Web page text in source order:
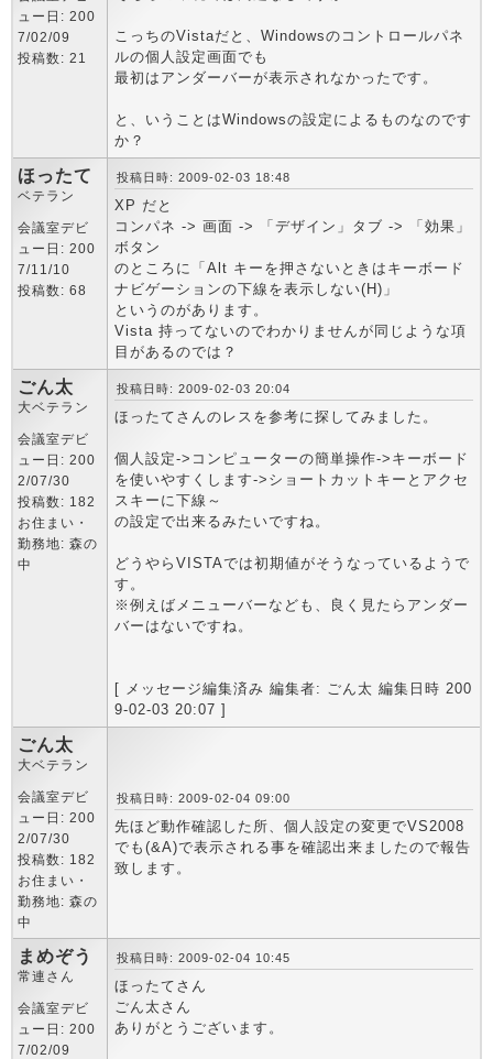
ュー日: 200
7/02/09
投稿数: 21
こっちのVistaだと、Windowsのコントロールパネ
ルの個人設定画面でも
最初はアンダーバーが表示されなかったです。
と、いうことはWindowsの設定によるものなのです
か？
ほったて
ベテラン
会議室デビ
ュー日: 200
7/11/10
投稿数: 68
投稿日時: 2009-02-03 18:48
XP だと
コンパネ -> 画面 -> 「デザイン」タブ -> 「効果」
ボタン
のところに「Alt キーを押さないときはキーボード
ナビゲーションの下線を表示しない(H)」
というのがあります。
Vista 持ってないのでわかりませんが同じような項
目があるのでは？
ごん太
大ベテラン
会議室デビ
ュー日: 200
2/07/30
投稿数: 182
お住まい・
勤務地: 森の
中
投稿日時: 2009-02-03 20:04
ほったてさんのレスを参考に探してみました。
個人設定->コンピューターの簡単操作->キーボード
を使いやすくします->ショートカットキーとアクセ
スキーに下線～
の設定で出来るみたいですね。
どうやらVISTAでは初期値がそうなっているようで
す。
※例えばメニューバーなども、良く見たらアンダー
バーはないですね。
[ メッセージ編集済み 編集者: ごん太 編集日時 200
9-02-03 20:07 ]
ごん太
大ベテラン
会議室デビ
ュー日: 200
2/07/30
投稿数: 182
お住まい・
勤務地: 森の
中
投稿日時: 2009-02-04 09:00
先ほど動作確認した所、個人設定の変更でVS2008
でも(&A)で表示される事を確認出来ましたので報告
致します。
まめぞう
常連さん
会議室デビ
ュー日: 200
7/02/09
投稿日時: 2009-02-04 10:45
ほったてさん
ごん太さん
ありがとうございます。